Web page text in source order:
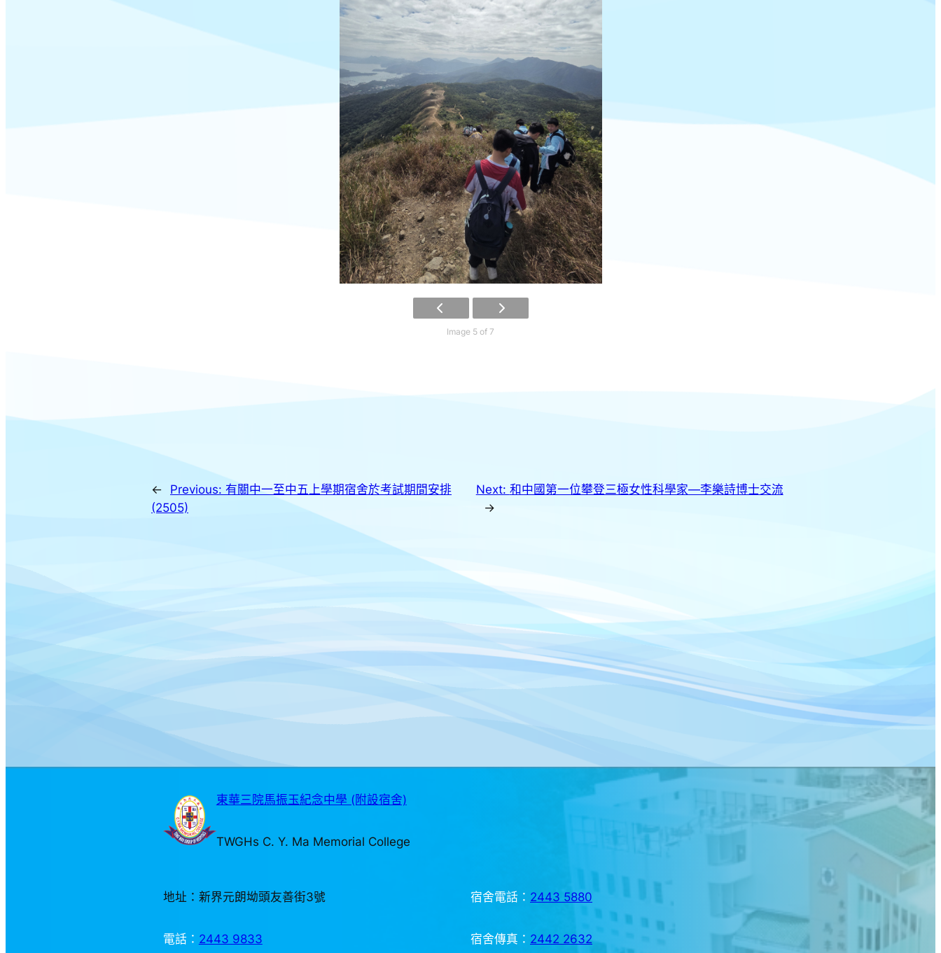
Image 5 of 7
← Previous: 有關中一至中五上學期宿舍於考試期間安排
(2505)
Next: 和中國第一位攀登三極女性科學家—李樂詩博士交流
→
東華三院馬振玉紀念中學 (附設宿舍)
TWGHs C. Y. Ma Memorial College
地址：新界元朗坳頭友善街3號
電話： 2443 9833
宿舍電話： 2443 5880
宿舍傳真： 2442 2632